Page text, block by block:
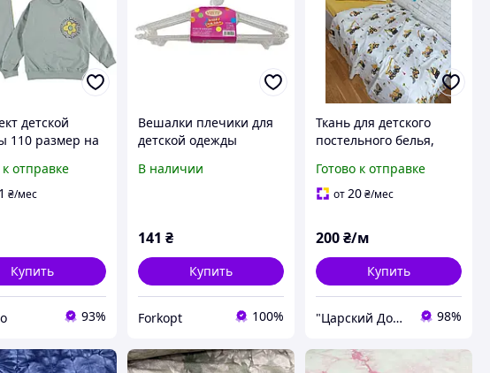
детской
110 размер на
к отправке
₴/мес
Купить
93%
Вешалки плечики для
детской одежды
детские K0524 Violet в
В наличии
141 ₴
Купить
Forkopt 100%
Ткань для детского
постельного белья,
Строительная
техника-2
Готово к отправке
от20₴/мес
200₴/м
Купить
"Царский Дом" - производитель постельного белья из натуральных тканей 98%